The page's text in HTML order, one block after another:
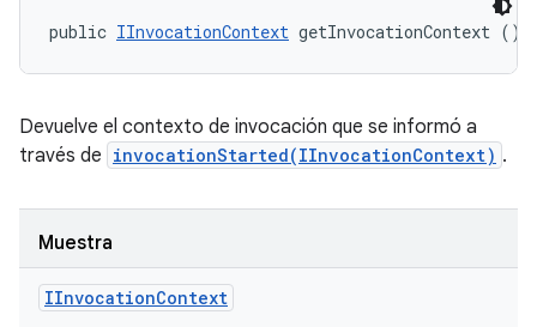
public IInvocationContext getInvocationContext ()
Devuelve el contexto de invocación que se informó a
través de invocationStarted(IInvocationContext) .
Muestra
IInvocationContext